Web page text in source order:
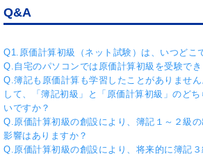
Q&A
Q1.原価計算初級（ネット試験）は、いつどこ
Q.自宅のパソコンでは原価計算初級を受験でき
Q.簿記も原価計算も学習したことがありませ
して、「簿記初級」と「原価計算初級」のど
いですか？
Q.原価計算初級の創設により、簿記１～２級
影響はありますか？
Q.原価計算初級の創設により、将来的に簿記